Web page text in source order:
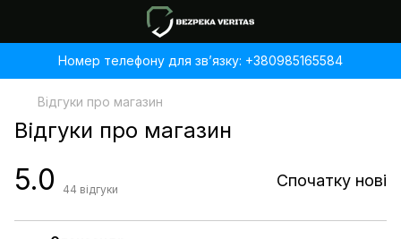
Номер телефону для звʼязку: +380985165584
Відгуки про магазин
Відгуки про магазин
5.0 44 відгуки Спочатку нові